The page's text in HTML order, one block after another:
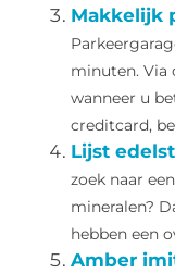
Makkelijk
minuten. Via
wanneer u
creditcard,
Lijst
zoek naar
mineralen?
hebben een
Amber